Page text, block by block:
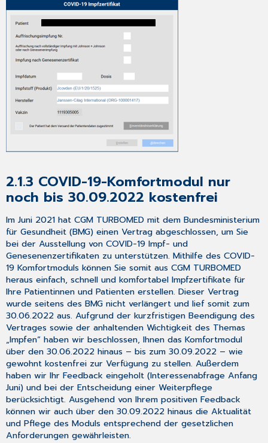
Updates:
Das
Hilfe-
System
von
CGM TURBOMED
zur
in
Dokument
7.2
CGM TURBOMED
Gebrauchsanweisung
[F1]
7.3
CGM TURBOMED
Anwender-
Hotline
2.1.3 COVID-19-Komfortmodul nur
noch bis 30.09.2022 kostenfrei
Im Juni 2021 hat CGM TURBOMED mit dem Bundesministerium
für Gesundheit (BMG) einen Vertrag abgeschlossen, um Sie
bei der Ausstellung von COVID-19 Impf- und
Genesenenzertifikaten zu unterstützen. Mithilfe des COVID-
19 Komfortmoduls können Sie somit aus CGM TURBOMED
heraus einfach, schnell und komfortabel Impfzertifikate für
Ihre Patientinnen und Patienten erstellen. Dieser Vertrag
wurde seitens des BMG nicht verlängert und lief somit zum
30.06.2022 aus. Aufgrund der kurzfristigen Beendigung des
Vertrages sowie der anhaltenden Wichtigkeit des Themas
„Impfen“ haben wir beschlossen, Ihnen das Komfortmodul
über den 30.06.2022 hinaus – bis zum 30.09.2022 – wie
gewohnt kostenfrei zur Verfügung zu stellen. Außerdem
haben wir Ihr Feedback eingeholt (Interessenabfrage Anfang
Juni) und bei der Entscheidung einer Weiterpflege
berücksichtigt. Ausgehend von Ihrem positiven Feedback
können wir auch über den 30.09.2022 hinaus die Aktualität
und Pflege des Moduls entsprechend der gesetzlichen
Anforderungen gewährleisten.